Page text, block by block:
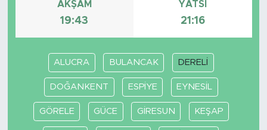
AKŞAM
19:43
YATSI
21:16
ALUCRA BULANCAK DERELİ
DOĞANKENT ESPİYE EYNESİL
GÖRELE GÜCE GİRESUN KEŞAP